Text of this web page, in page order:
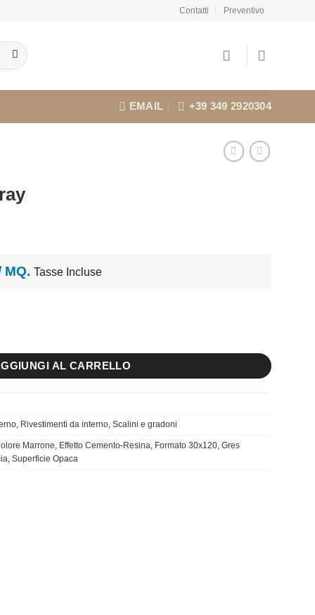
Contatti Preventivo
EMAIL +39 349 2920304
è: MQ. Tasse Incluse
AL CARRELLO
, Rivestimenti da interno, Scalini e gradoni
Marrone, Effetto Cemento-Resina, Formato 30x120, Gres
, Superficie Opaca